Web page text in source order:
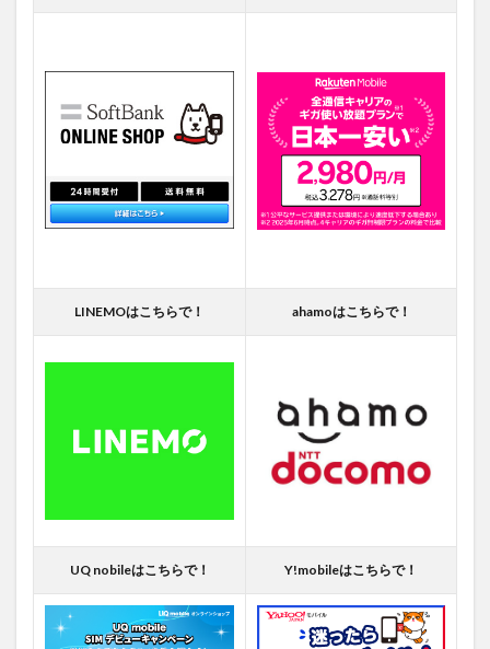
LINEMOはこちらで！ ahamoはこちらで！
UQ nobileはこちらで！ Y!mobileはこちらで！